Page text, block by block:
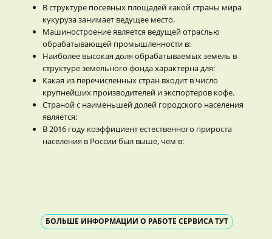
В структуре посевных площадей какой страны мира
кукуруза занимает ведущее место.
Машиностроение является ведущей отраслью
обрабатывающей промышленности в:
Наиболее высокая доля обрабатываемых земель в
структуре земельного фонда характерна для:
Какая из перечисленных стран входит в число
крупнейших производителей и экспортеров кофе.
Страной с наименьшей долей городского населения
является:
В 2016 году коэффициент естественного прироста
населения в России был выше, чем в:
БОЛЬШЕ ИНФОРМАЦИИ О РАБОТЕ СЕРВИСА ТУТ